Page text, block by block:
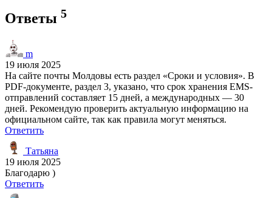
Ответы 5
m
19 июля 2025
На сайте почты Молдовы есть раздел «Сроки и условия». В
PDF-документе, раздел 3, указано, что срок хранения EMS-
отправлений составляет 15 дней, а международных — 30
дней. Рекомендую проверить актуальную информацию на
официальном сайте, так как правила могут меняться.
Ответить
Татьяна
19 июля 2025
Благодарю )
Ответить